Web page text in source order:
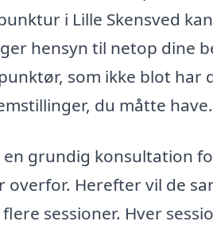
i Lille Skensved
hensyn til netop dine
som ikke blot har
du måtte have.
grundig konsultation
Herefter vil de
sessioner. Hver